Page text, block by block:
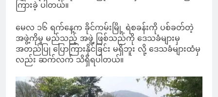
ကြားခဲ့ ပါတယ်။
မေလ ၁၆ ရက်နေ့က ခိုင်ကမ်းမြို့ ရဲစခန်းကို ပစ်ခတ်တဲ့
အဖွဲ့ကိုမူ မည်သည့် အဖွဲ့ ဖြစ်သည်ကို ဒေသခံများမှ
အတည်ပြု ပြောကြားနိုင်ခြင်း မရှိဘူး လို့ ဒေသခံများထံမှ
လည်း ဆက်လက် သိရှိရပါတယ်။